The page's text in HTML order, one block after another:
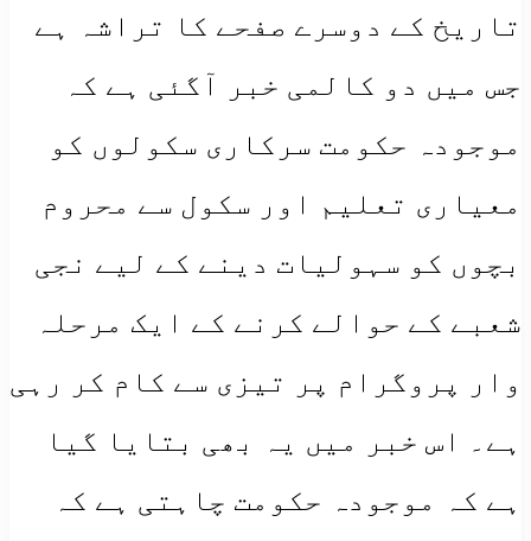
تاریخ کے دوسرے صفحے کا تراشہ ہے
جس میں دو کالمی خبر آگئی ہے کہ
موجودہ حکومت سرکاری سکولوں کو
معیاری تعلیم اور سکول سے محروم
بچوں کو سہولیات دینے کے لیے نجی
شعبے کے حوالے کرنے کے ایک مرحلہ
وار پروگرام پر تیزی سے کام کر رہی
ہے۔ اس خبر میں یہ بھی بتایا گیا
ہے کہ موجودہ حکومت چاہتی ہے کہ